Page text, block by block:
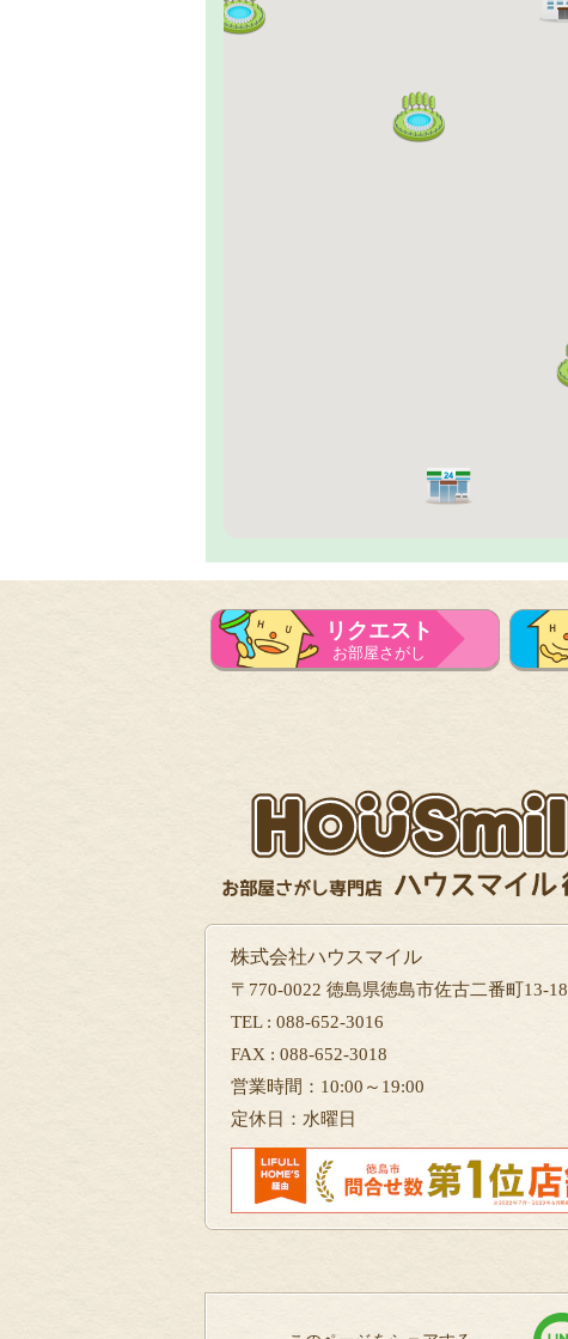
リクエスト
お部屋さがし
株式会社ハウスマイル
〒770-0022 徳島県徳島市佐古二番町13-18
TEL : 088-652-3016
FAX : 088-652-3018
営業時間：10:00～19:00
定休日：水曜日